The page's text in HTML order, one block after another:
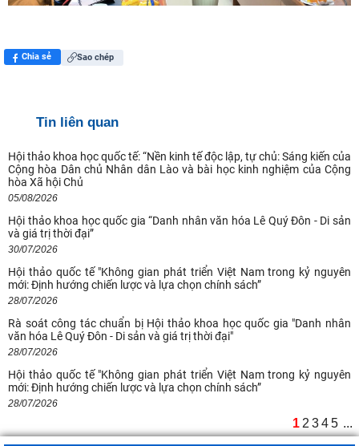
Chia sẻ Sao chép
Tin liên quan
Hội thảo khoa học quốc tế: “Nền kinh tế độc lập, tự chủ: Sáng kiến của
Cộng hòa Dân chủ Nhân dân Lào và bài học kinh nghiệm của Cộng
hòa Xã hội Chủ
05/08/2026
Hội thảo khoa học quốc gia “Danh nhân văn hóa Lê Quý Đôn - Di sản
và giá trị thời đại”
30/07/2026
Hội thảo quốc tế "Không gian phát triển Việt Nam trong kỷ nguyên
mới: Định hướng chiến lược và lựa chọn chính sách”
28/07/2026
Rà soát công tác chuẩn bị Hội thảo khoa học quốc gia "Danh nhân
văn hóa Lê Quý Đôn - Di sản và giá trị thời đại"
28/07/2026
Hội thảo quốc tế "Không gian phát triển Việt Nam trong kỷ nguyên
mới: Định hướng chiến lược và lựa chọn chính sách”
28/07/2026
1 2 345 ...